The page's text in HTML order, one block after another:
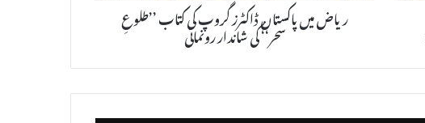
ریاض میں پاکستان ڈاکٹرز گروپ کی کتاب ’’طلوعِ
سحر‘‘ کی شاندار رونمائی